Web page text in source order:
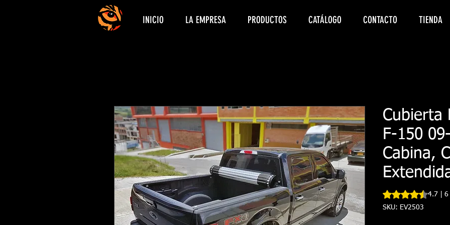
INICIO LA EMPRESA PRODUCTOS CATÁLOGO CONTACTO TIENDA
Cubierta
F-150
Cabina,
Según 6 reseñas,
4.7 | 6
SKU: EV2503